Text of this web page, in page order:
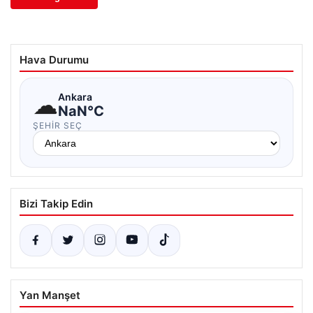
Hava Durumu
☁Ankara
NaN°C
ŞEHIR SEÇ
Bizi Takip Edin
Yan Manşet